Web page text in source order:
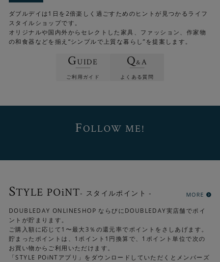
ダブルデイは1日を2倍楽しく過ごすためのヒントが見つかるライフ
スタイルショップです。
オリジナルや国内外からセレクトした家具、ファッション、作家物
の和食器などを揃え“シンプルで上質な暮らし”を提案します。
GUIDE
ご利用ガイド
Q&A
よくある質問
FOLLOW ME!
STYLE POiNT- スタイルポイント - MORE
DOUBLEDAY ONLINESHOP ならびにDOUBLEDAY実店舗でポイ
ントが貯まります。
ご購入額に応じて1〜最大3％の還元率でポイントをさしあげます。
貯まったポイントは、1ポイント1円換算で、1ポイント単位で次の
お買い物からご利用いただけます。
「STYLE POiNTアプリ」をダウンロードしていただくとメンバーズ